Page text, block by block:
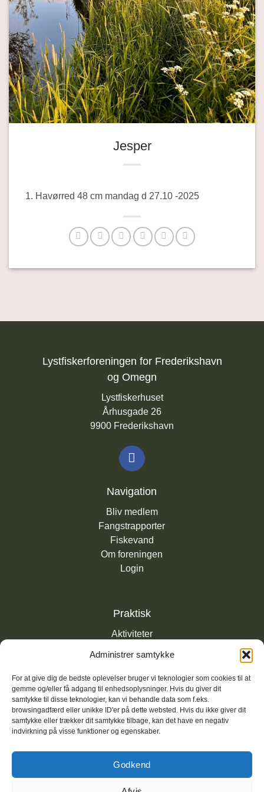
Administrer samtykke
For at give dig de bedste oplevelser bruger vi teknologier som cookies til at
gemme og/eller få adgang til enhedsoplysninger. Hvis du giver dit
samtykke til disse teknologier, kan vi behandle data som f.eks.
browsingadfærd eller unikke ID'er på dette websted. Hvis du ikke giver dit
samtykke eller trækker dit samtykke tilbage, kan det have en negativ
indvirkning på visse funktioner og egenskaber.
Godkend
Jesper
Havørred 48 cm mandag d 27.10 -2025
Lystfiskerforeningen for Frederikshavn
og Omegn
Lystfiskerhuset
Århusgade 26
9900 Frederikshavn
Navigation
Bliv medlem
Fangstrapporter
Fiskevand
Om foreningen
Login
Praktisk
Aktiviteter
Privatlivspolitik
Kontakt